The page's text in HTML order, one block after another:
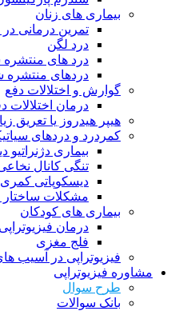
بیماری های زنان
تمرین درمانی در
درد لگن
درد های منتشره
دردهای
گوارش و اختلالات دفع
درمان اختلالات
هیپر هیدروز یا تعریق
کمردرد و دردهای
بیماری دژنراتیو
تنگی کانال
دیسکوپاتی کمری
مشکلات
بیماری های کودکان
درمان
فلج مغزی
فیزیوتراپی در آسیب
مشاوره فیزیوتراپی
طرح سوال
بانک سوالات